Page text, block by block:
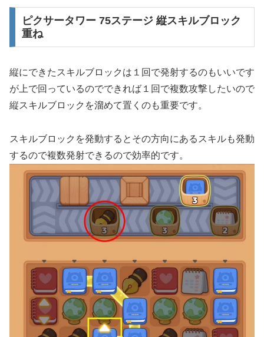
ピクサータワー 75ステージ 縦スキルブロック
重ね
縦にできたスキルブロックは１回で発射するのもいいです
が上で回っているのでできれば１回で複数攻撃したいので
縦スキルブロックを溜めて置くのも重要です。
スキルブロックを発動するとその方向にあるスキルも発動
するので複数発射できるので効率的です。